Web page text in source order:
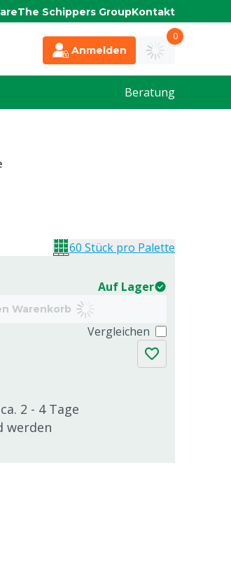
The Schippers GroupKontakt
Anmelden
0
Beratung
Auf Lager
Warenkorb
2 - 4 Tage
werden
Vergleichen
60 Stück pro Palette